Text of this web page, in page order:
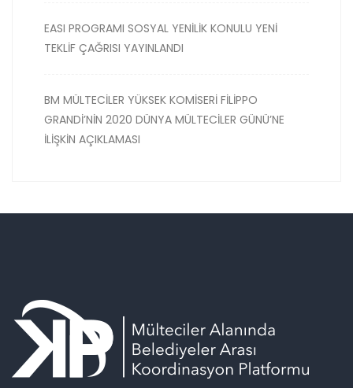
EASI PROGRAMI SOSYAL YENİLİK KONULU YENİ
TEKLİF ÇAĞRISI YAYINLANDI
BM MÜLTECİLER YÜKSEK KOMİSERİ FİLİPPO
GRANDİ’NİN 2020 DÜNYA MÜLTECİLER GÜNÜ’NE
İLİŞKİN AÇIKLAMASI